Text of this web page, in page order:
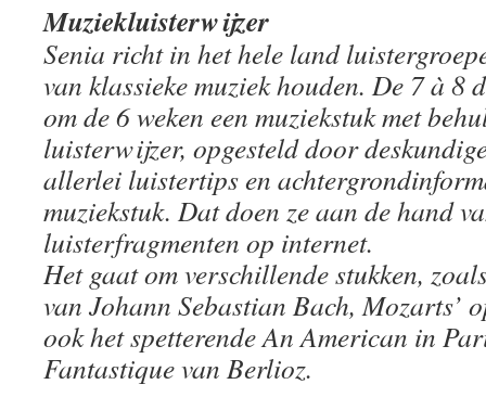
Muziekluisterwijzer
Senia richt in het hele land
van klassieke muziek houden. De 7 à 8
om de 6 weken een muziekstuk met
luisterwijzer, opgesteld door
allerlei luistertips en
muziekstuk. Dat doen ze aan de hand
luisterfragmenten op internet.
Het gaat om verschillende stukken,
van Johann Sebastian Bach, Mozarts’
ook het spetterende An American in
Fantastique van Berlioz.